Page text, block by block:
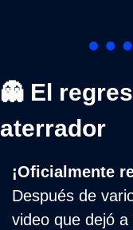
👻 El
aterrador
¡Oficialmente
Después de
video que dejó